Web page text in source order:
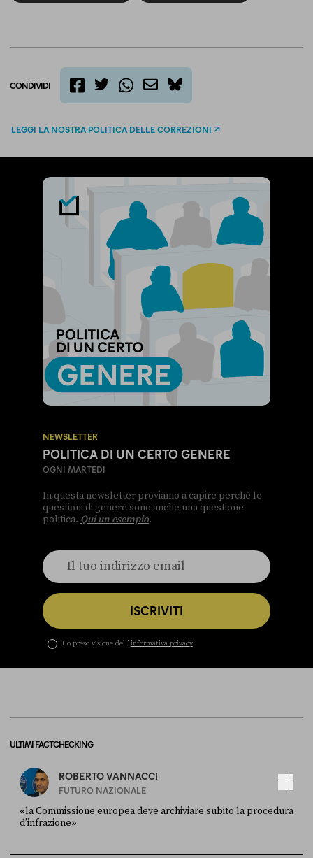
CONDIVIDI
bluesky
LEGGI LA NOSTRA POLITICA DELLE CORREZIONI
NEWSLETTER
POLITICA DI UN CERTO GENERE
OGNI MARTEDÌ
In questa newsletter proviamo a capire perché le
questioni di genere sono anche una questione
politica. Qui un esempio.
ISCRIVITI
Ho preso visione dell’ informativa privacy
ULTIMI FACT-CHECKING
ROBERTO VANNACCI
FUTURO NAZIONALE
«la Commissione europea deve archiviare subito la procedura
d’infrazione»